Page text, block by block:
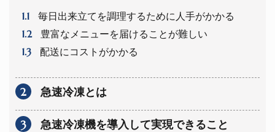
1.1 毎日出来立てを調理するために人手がかかる
1.2 豊富なメニューを届けることが難しい
1.3 配送にコストがかかる
2 急速冷凍とは
3 急速冷凍機を導入して実現できること